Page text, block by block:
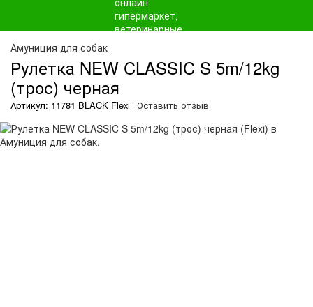
Амуниция для собак
Рулетка NEW CLASSIC S 5m/12kg
(трос) черная
Артикул: 11781 BLACK Flexi Оставить отзыв